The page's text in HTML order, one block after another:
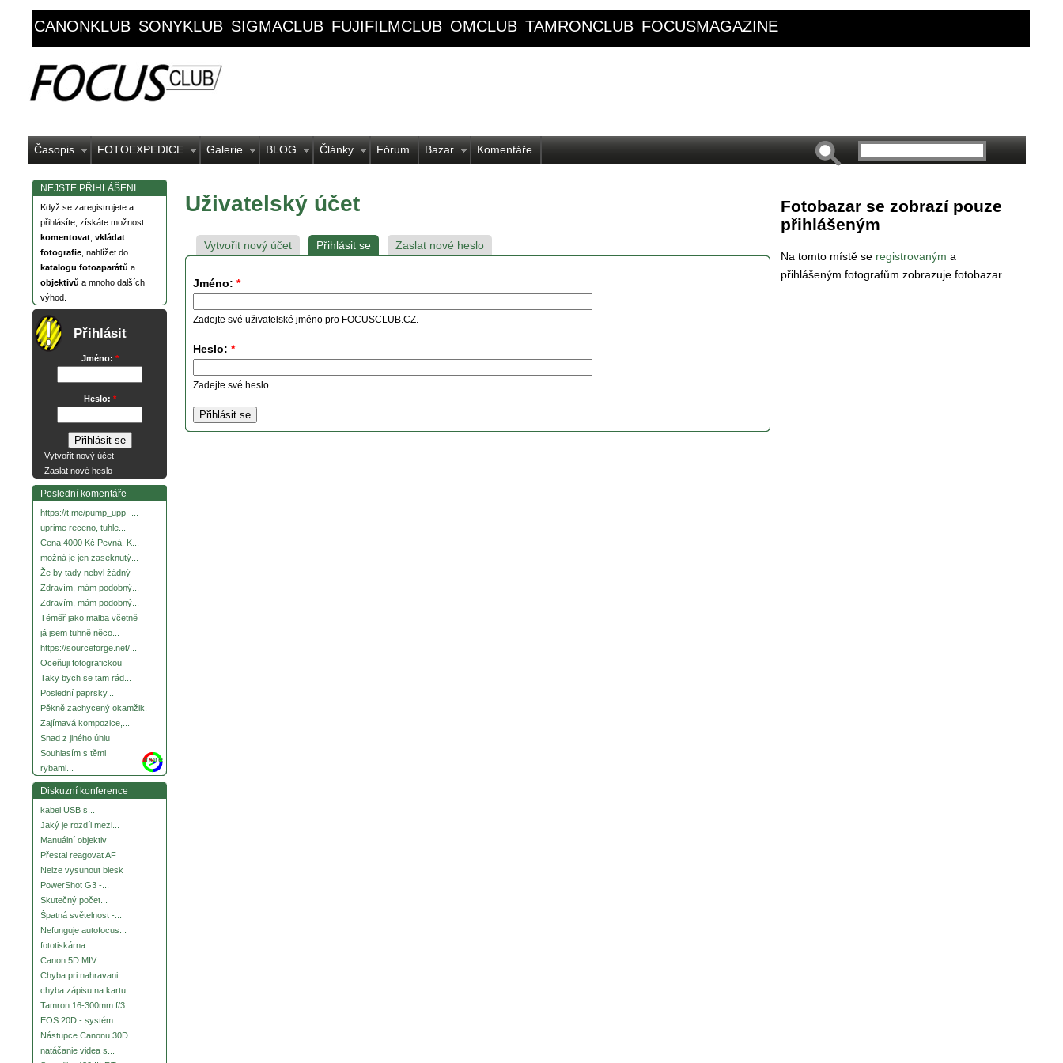
CANONKLUB SONYKLUB SIGMACLUB FUJIFILMCLUB OMCLUB TAMRONCLUB FOCUSMAGAZINE
Časopis FOTOEXPEDICE Galerie BLOG Články Fórum Bazar Komentáře
NEJSTE PŘIHLÁŠENI
Když se zaregistrujete a
přihlásíte, získáte možnost
komentovat vkládat
fotografie , nahlížet do
katalogu fotoaparátů a
objektivů a mnoho dalších
výhod.
Přihlásit
Jméno: *
Heslo: *
Vytvořit nový účet
Zaslat nové heslo
Poslední komentáře
https://t.me/pump_upp -...
uprime receno, tuhle...
Cena 4000 Kč Pevná. K...
možná je jen zaseknutý...
Že by tady nebyl žádný
Zdravím, mám podobný...
Zdravím, mám podobný...
Téměř jako malba včetně
já jsem tuhně něco...
https://sourceforge.net/...
Oceňuji fotografickou
Taky bych se tam rád...
Poslední paprsky...
Pěkně zachycený okamžik.
Zajímavá kompozice,...
Snad z jiného úhlu
Souhlasím s těmi
rybami...
more
Diskuzní konference
kabel USB s...
Jaký je rozdíl mezi...
Manuální objektiv
Přestal reagovat AF
Nelze vysunout blesk
PowerShot G3 -...
Skutečný počet...
Špatná světelnost -...
Nefunguje autofocus...
fototiskárna
Canon 5D MIV
Chyba pri nahravani...
chyba zápisu na kartu
Tamron 16-300mm f/3....
EOS 20D - systém....
Nástupce Canonu 30D
natáčanie videa s...
Uživatelský účet
Vytvořit nový účet Přihlásit se Zaslat nové heslo
Jméno: *
Zadejte své uživatelské jméno pro FOCUSCLUB.CZ.
Heslo: *
Zadejte své heslo.
Fotobazar se zobrazí pouze
přihlášeným
Na tomto místě se registrovaným a
přihlášeným fotografům zobrazuje fotobazar.